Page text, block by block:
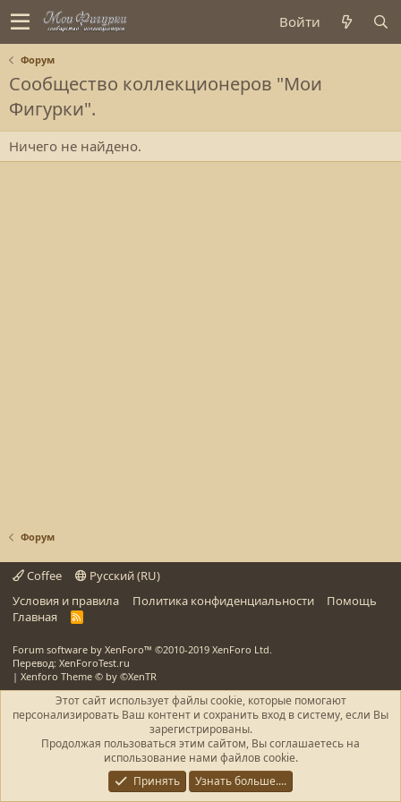
Войти
Форум
Сообщество коллекционеров "Мои
Фигурки".
Ничего не найдено.
Форум
Coffee
Русский (RU)
Условия и правила
Политика конфиденциальности
Помощь
Главная
R
Forum software by XenForo™ ©2010-2019 XenForo Ltd.
Перевод: XenForoTest.ru
| Xenforo Theme © by ©XenTR
Этот сайт использует файлы cookie, которые помогают
персонализировать Ваш контент и сохранить вход в систему, если Вы
зарегистрированы.
Продолжая пользоваться этим сайтом, Вы соглашаетесь на
использование нами файлов cookie.
Принять
Узнать больше....